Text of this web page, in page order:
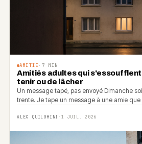
AMITIÉ · 7 MIN
Amitiés adultes qui
tenir ou de lâcher
Un message tapé, pas envoyé Dimanche
trente. Je tape un message à une amie que
ALEX QUILGHINI · 1 JUIL. 2026